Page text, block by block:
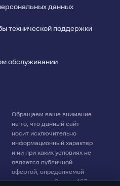
данных
технической поддержки
обслуживании
Обращаем ваше внимание
на то, что данный сайт
носит исключительно
информационный характер
и ни при каких условиях не
является публичной
офертой, определяемой
положениями Статьи 437